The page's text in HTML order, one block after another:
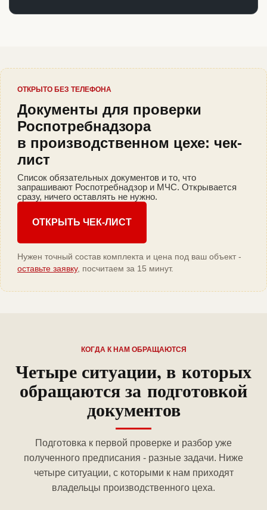
ОТКРЫТО БЕЗ ТЕЛЕФОНА
Документы для проверки
Роспотребнадзора
в производственном цехе: чек-
лист
Список обязательных документов и то, что
запрашивают Роспотребнадзор и МЧС. Открывается
сразу, ничего оставлять не нужно.
ОТКРЫТЬ ЧЕК-ЛИСТ
Нужен точный состав комплекта и цена под ваш объект -
оставьте заявку, посчитаем за 15 минут.
КОГДА К НАМ ОБРАЩАЮТСЯ
Четыре ситуации, в которых
обращаются за подготовкой
документов
Подготовка к первой проверке и разбор уже
полученного предписания - разные задачи. Ниже
четыре ситуации, с которыми к нам приходят
владельцы производственного цеха.